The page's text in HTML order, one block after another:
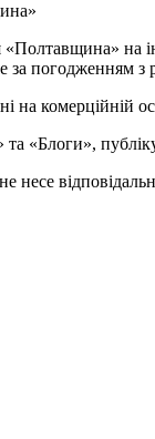
на
погодженням з
на комерційній
«Блоги»,